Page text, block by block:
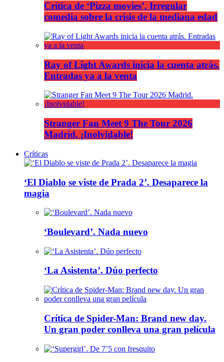
Crítica de ‘Pizza movies’. Irregular
comedia sobre la crisis de la mediana edad
Ray of Light Awards inicia la cuenta atrás.
Entradas ya a la venta
Stranger Fan Meet 9 The Tour 2026
Madrid. ¡Inolvidable!
Críticas
‘El Diablo se viste de Prada 2’. Desaparece la
magia
‘Boulevard’. Nada nuevo
‘La Asistenta’. Dúo perfecto
Crítica de Spider-Man: Brand new day.
Un gran poder conlleva una gran película